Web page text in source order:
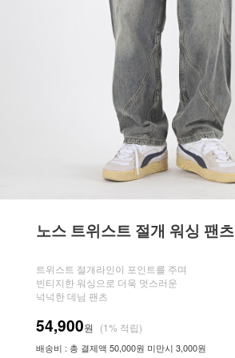
노스 트위스트 절개 워싱 팬츠
트위스트 절개라인이 포인트를 주며
빈티지한 워싱으로 더욱 멋스러운
넉넉한 데님 팬츠
54,900원 (1% 적립)
배송비 : 총 결제액 50,000원 미만시 3,000원